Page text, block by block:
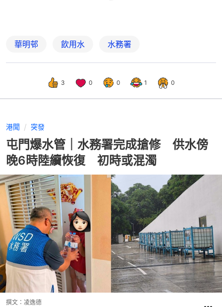
華明邨 飲用水 水務署
3 0 0 1 0
港聞 突發
屯門爆水管｜水務署完成搶修 供水傍
晚6時陸續恢復 初時或混濁
撰文： 凌逸德